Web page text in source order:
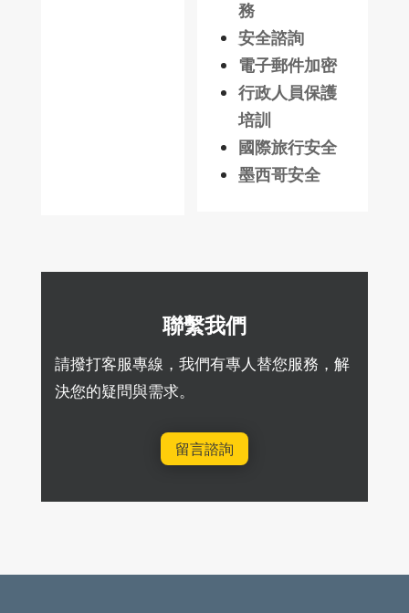
務
安全諮詢
電子郵件加密
行政人員保護
培訓
國際旅行安全
墨西哥安全
聯繫我們
請撥打客服專線，我們有專人替您服務，解
決您的疑問與需求。
留言諮詢